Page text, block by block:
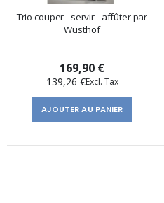
Trio couper - servir - affûter par
Wusthof
169,90 €
139,26 €
AJOUTER AU PANIER